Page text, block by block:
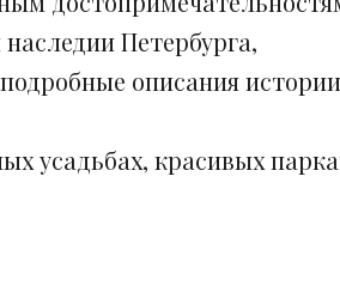
Петербурга,
описания истории
усадьбах, красивых